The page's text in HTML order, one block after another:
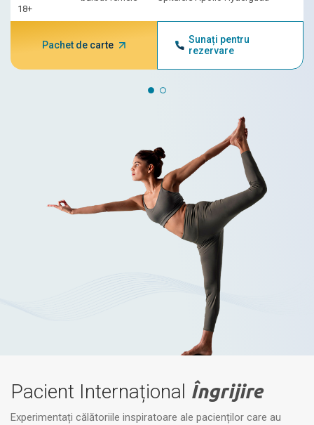
18+
Pachet de carte
Sunați pentru
rezervare
Pacient Internațional Îngrijire
Experimentați călătoriile inspiratoare ale pacienților care au